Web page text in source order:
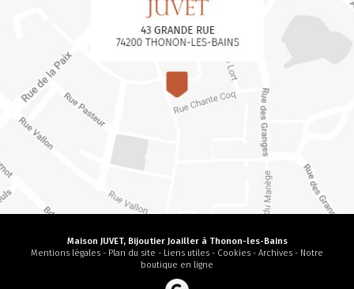
Maison JUVET, Bijoutier Joailler à Thonon-les-Bains
Mentions légales - Plan du site - Liens utiles - Cookies - Archives - Notre
boutique en ligne